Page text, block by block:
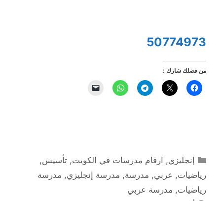
50774973
من فضلك شارك :
التصنيفات
إنجليزي, ارقام مدرسات في الكويت,تأسيس,
رياضيات, عربي, مدرسة, مدرسة إنجليزي, مدرسة
رياضيات, مدرسة عربي